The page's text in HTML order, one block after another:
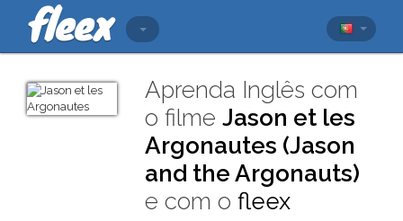
Aprenda Inglês com
o filmeJason et les
Argonautes (Jason
and the Argonauts)
e com ofleex